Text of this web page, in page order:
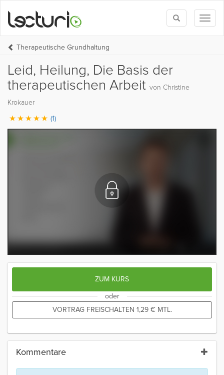
Toggle
search
Therapeutische Grundhaltung
Leid, Heilung, Die Basis der
therapeutischen Arbeit von Christine
Krokauer
(1)
ZUM KURS
oder
VORTRAG FREISCHALTEN 1,29 € MTL.
Kommentare